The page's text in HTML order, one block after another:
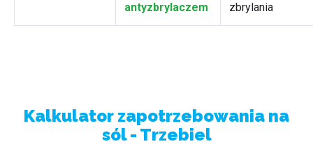
antyzbrylaczem
zbrylania
Kalkulator zapotrzebowania na
sól - Trzebiel